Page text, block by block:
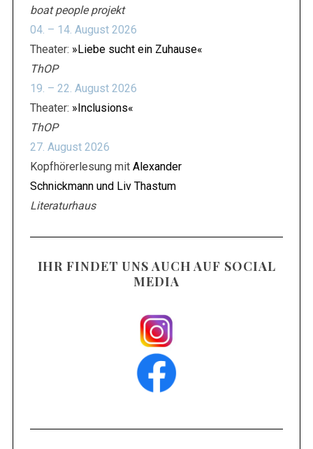
boat people projekt
04. – 14. August 2026
Theater: »Liebe sucht ein Zuhause«
ThOP
19. – 22. August 2026
Theater: »Inclusions«
ThOP
27. August 2026
Kopfhörerlesung mit Alexander
Schnickmann und Liv Thastum
Literaturhaus
IHR FINDET UNS AUCH AUF SOCIAL
MEDIA